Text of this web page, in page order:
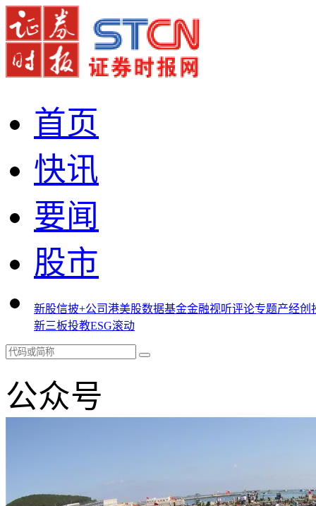
首页
快讯
要闻
股市
新股信披+公司港美股数据基金金融视听评论专题产经创
新三板投教ESG滚动
公众号